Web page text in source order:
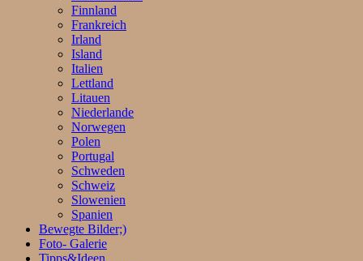
Finnland
Frankreich
Irland
Island
Italien
Lettland
Litauen
Niederlande
Norwegen
Polen
Portugal
Schweden
Schweiz
Slowenien
Spanien
Bewegte Bilder;)
Foto- Galerie
Tipps&Ideen